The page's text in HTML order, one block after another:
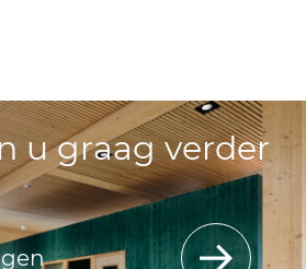
u graag verder